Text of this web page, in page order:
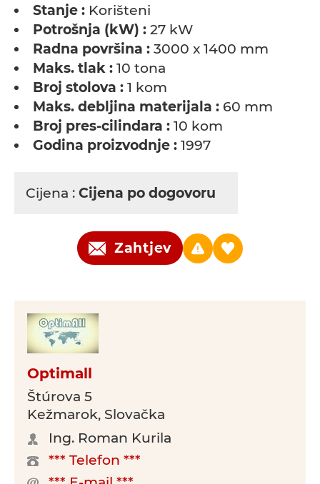
Stanje : Korišteni
Potrošnja (kW) : 27 kW
Radna površina : 3000 x 1400 mm
Maks. tlak : 10 tona
Broj stolova : 1 kom
Maks. debljina materijala : 60 mm
Broj pres-cilindara : 10 kom
Godina proizvodnje : 1997
Cijena : Cijena po dogovoru
Zahtjev
Optimall
Štúrova 5
Kežmarok, Slovačka
Ing. Roman Kurila
*** Telefon ***